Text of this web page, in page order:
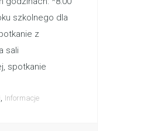
szkolnego dla
z
sali
spotkanie
, Informacje